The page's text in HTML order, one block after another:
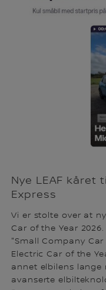
Nye LEAF kåret
Express
Vi er stolte over at
Car of the Year
"Small Company
Electric Car of the
annet elbilens lange
avanserte